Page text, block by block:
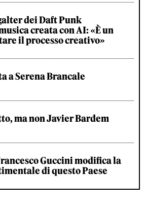
dei Daft Punk
creata con AI: «È un
il processo creativo»
a Serena Brancale
ma non Javier Bardem
Guccini modifica la
di questo Paese